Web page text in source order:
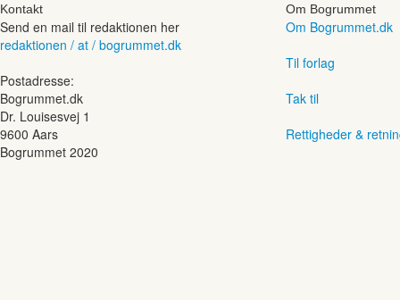
Kontakt
Send en mail til redaktionen her
redaktionen / at / bogrummet.dk
Postadresse:
Bogrummet.dk
Dr. Louisesvej 1
9600 Aars
Om Bogrummet
Om Bogrummet.dk
Til forlag
Tak til
Rettigheder &
Bogrummet 2020